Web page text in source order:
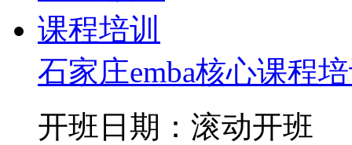
石家庄emba核心课程
开班日期：滚动开班